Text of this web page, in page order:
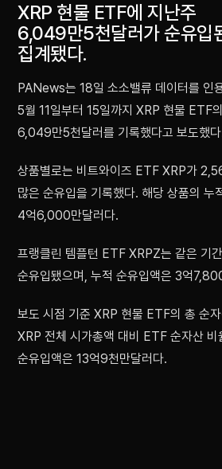
XRP 현물 ETF에 지난주
6,049만5천달러가 순유입
집계됐다.
PANews는 18일 소소밸류 데이터를 인
5월 11일부터 15일까지 XRP 현물 ETF
6,049만5천달러를 기록했다고 보도했
상품별로는 비트와이즈 ETF XRP가
많은 순유입을 기록했다. 해당 상품의 누
4억6,000만달러다.
프랭클린 템플턴 ETF XRPZ는 같은 기
순유입됐으며, 누적 순유입액은 3억
보도 시점 기준 XRP 현물 ETF의 총 순
XRP 전체 시가총액 대비 ETF 순자산 비
순유입액은 13억9천만달러다.